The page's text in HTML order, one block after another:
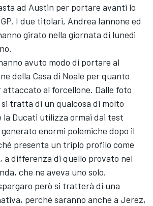
ad Austin per portare avanti lo
I due titolari, Andrea Iannone ed
girato nella giornata di lunedì
avuto modo di portare al
della Casa di Noale per quanto
attaccato al forcellone. Dalle foto
tratta di un qualcosa di molto
la Ducati utilizza ormai dai test
enormi polemiche dopo il
presenta un triplo profilo come
a differenza di quello provato nel
che ne aveva uno solo.
però si tratterà di una
perché saranno anche a Jerez,